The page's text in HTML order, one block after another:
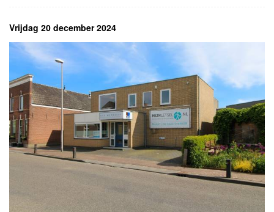
Vrijdag 20 december 2024